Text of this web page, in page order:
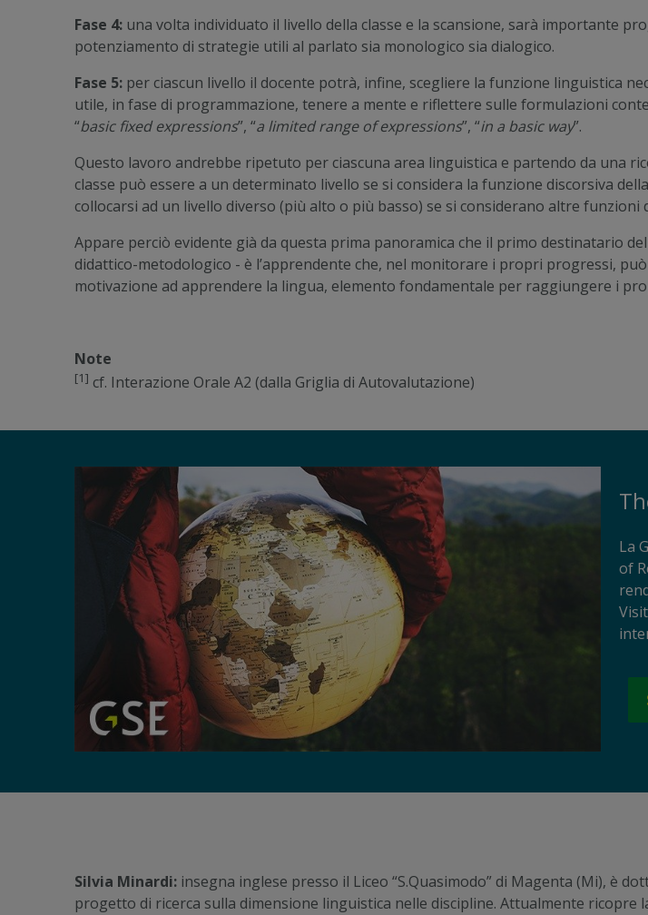
Fase 4: una volta individuato il livello della classe e la scansione, sarà importante
potenziamento di strategie utili al parlato sia monologico sia dialogico.
Fase 5: per ciascun livello il docente potrà, infine, scegliere la funzione linguistica
utile, in fase di programmazione, tenere a mente e riflettere sulle formulazioni
“basic fixed expressions”, “a limited range of expressions”, “in a basic way”.
Questo lavoro andrebbe ripetuto per ciascuna area linguistica e partendo da una
classe può essere a un determinato livello se si considera la funzione discorsiva
collocarsi ad un livello diverso (più alto o più basso) se si considerano altre funzioni
Appare perciò evidente già da questa prima panoramica che il primo destinatario
didattico-metodologico - è l’apprendente che, nel monitorare i propri progressi,
motivazione ad apprendere la lingua, elemento fondamentale per raggiungere i
Note
[1] cf. Interazione Orale A2 (dalla Griglia di Autovalutazione)
La
of
Silvia Minardi: insegna inglese presso il Liceo “S.Quasimodo” di Magenta (Mi), è
progetto di ricerca sulla dimensione linguistica nelle discipline. Attualmente ricopre